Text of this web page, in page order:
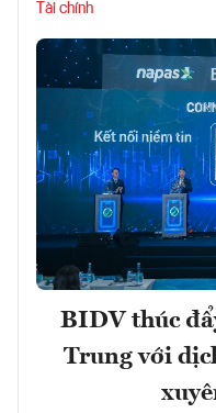
Tài chính
BIDV thúc
Trung với